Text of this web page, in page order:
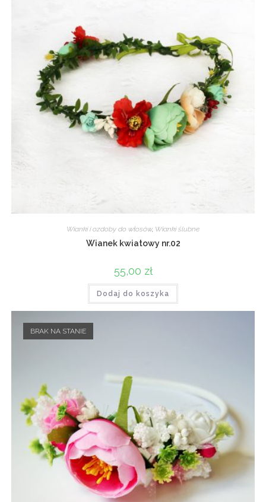
Wianki i ozdoby do włosów, Wianki ślubne
Wianek kwiatowy nr.02
55,00 zł
Dodaj do koszyka
BRAK NA STANIE